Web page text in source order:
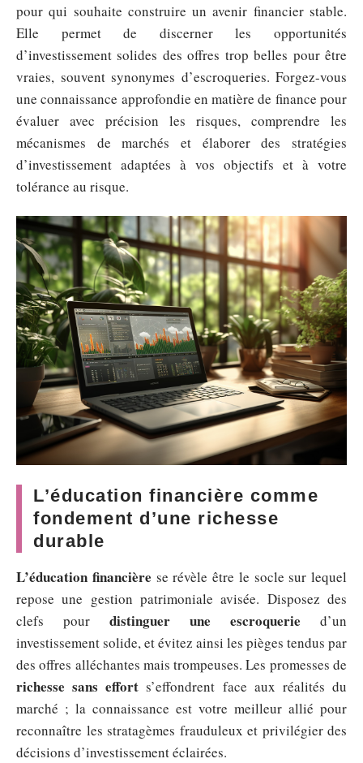
pour qui souhaite construire un avenir financier stable.
Elle permet de discerner les opportunités
d’investissement solides des offres trop belles pour être
vraies, souvent synonymes d’escroqueries. Forgez-vous
une connaissance approfondie en matière de finance pour
évaluer avec précision les risques, comprendre les
mécanismes de marchés et élaborer des stratégies
d’investissement adaptées à vos objectifs et à votre
tolérance au risque.
L’éducation financière comme
fondement d’une richesse
durable
L’éducation financière se révèle être le socle sur lequel
repose une gestion patrimoniale avisée. Disposez des
clefs pour distinguer une escroquerie d’un
investissement solide, et évitez ainsi les pièges tendus par
des offres alléchantes mais trompeuses. Les promesses de
richesse sans effort s’effondrent face aux réalités du
marché ; la connaissance est votre meilleur allié pour
reconnaître les stratagèmes frauduleux et privilégier des
décisions d’investissement éclairées.